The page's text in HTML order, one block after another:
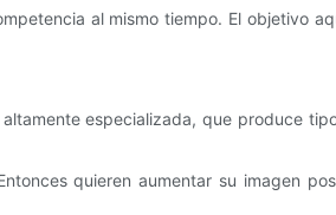
al mismo tiempo. El objetivo
especializada, que produce
quieren aumentar su imagen